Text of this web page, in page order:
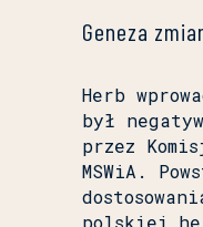
Geneza
Herb
był
przez
MSWiA.
polskiej